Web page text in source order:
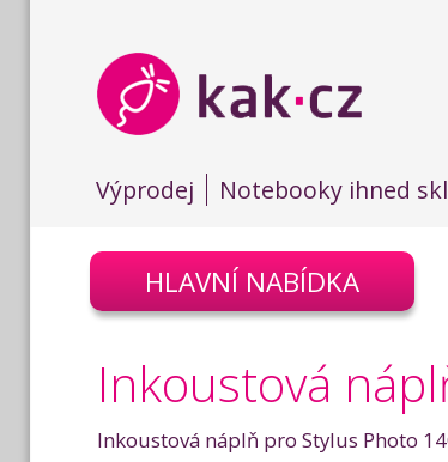
Výprodej Notebooky ihned
HLAVNÍ NABÍDKA
Inkoustová
Inkoustová náplň pro Stylus Photo